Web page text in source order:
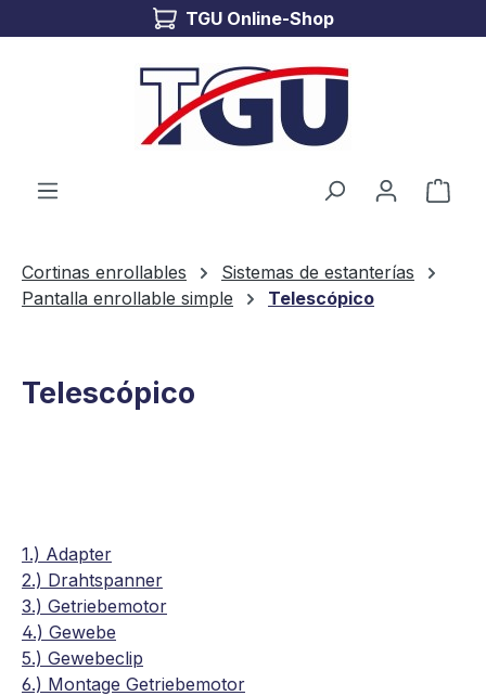
Saltar al contenido principalTGU Online-Shop
El
Cortinas enrollables
Sistemas de estanterías
Pantalla enrollable simple
Telescópico
Telescópico
1.) Adapter
2.) Drahtspanner
3.) Getriebemotor
4.) Gewebe
5.) Gewebeclip
6.) Montage Getriebemotor